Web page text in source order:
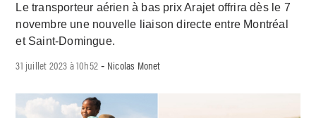
Le transporteur aérien à bas prix Arajet offrira dès le 7
novembre une nouvelle liaison directe entre Montréal
et Saint-Domingue.
31 juillet 2023 à 10h52 - Nicolas Monet